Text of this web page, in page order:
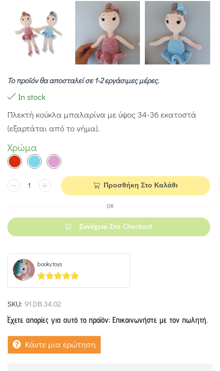
Το προϊόν θα αποσταλεί σε 1-2 εργάσιμες μέρες.
In stock
Πλεκτή κούκλα μπαλαρίνα με ύψος 34-36 εκατοστά
(εξαρτάται από το νήμα).
Χρώμα
Προσθήκη Στο Καλάθι
OR
Συνέχεια Στο Checkout
booky.toys
5out of 5
SKU: 91.DB.34.02
Έχετε απορίες για αυτό το προϊόν; Επικοινωνήστε με τον πωλητή.
Κάντε μια ερώτηση